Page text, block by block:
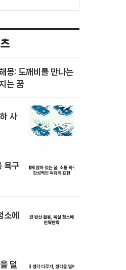
몽: 도깨비를 만나는
는 꿈
사
욕구
소에
덜